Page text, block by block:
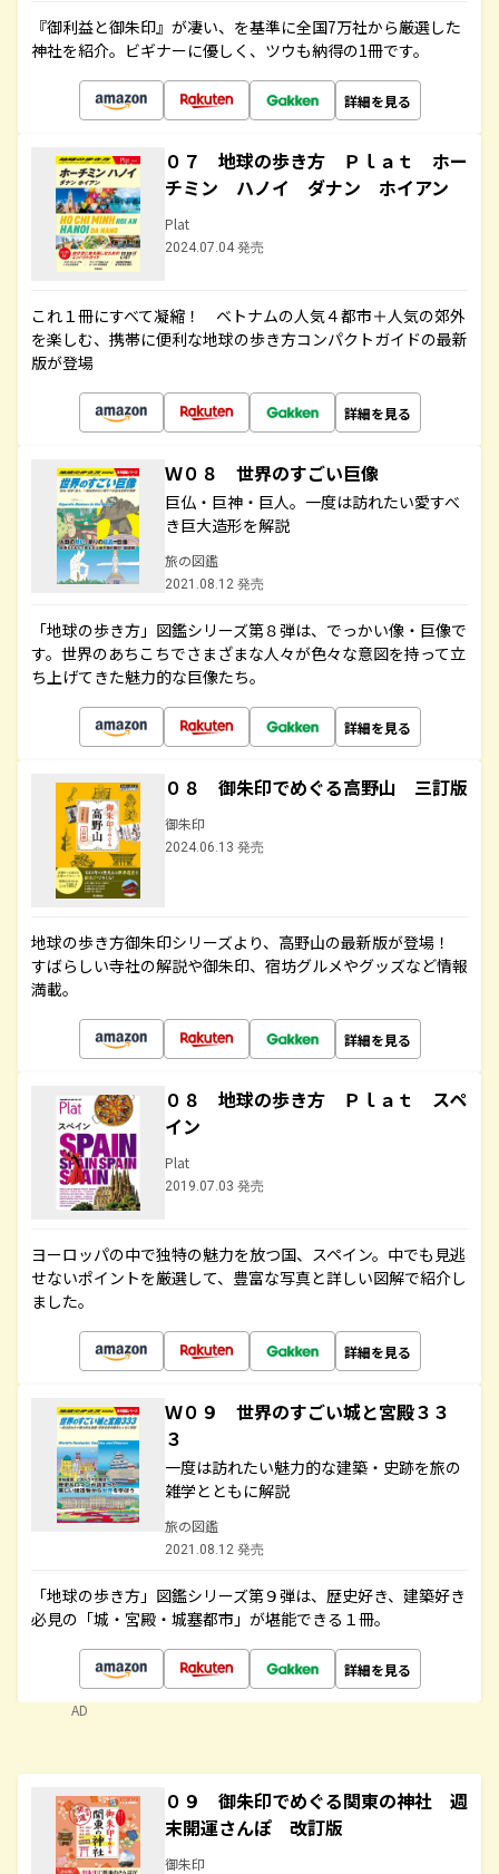
『御利益と御朱印』が凄い、を基準に全国7万社から厳選した
神社を紹介。ビギナーに優しく、ツウも納得の1冊です。
詳細を見る
０７ 地球の歩き方 Ｐｌａｔ ホー
チミン ハノイ ダナン ホイアン
Plat
2024.07.04 発売
これ１冊にすべて凝縮！ ベトナムの人気４都市＋人気の郊外
を楽しむ、携帯に便利な地球の歩き方コンパクトガイドの最新
版が登場
詳細を見る
Ｗ０８ 世界のすごい巨像
巨仏・巨神・巨人。一度は訪れたい愛すべ
き巨大造形を解説
旅の図鑑
2021.08.12 発売
「地球の歩き方」図鑑シリーズ第８弾は、でっかい像・巨像で
す。世界のあちこちでさまざまな人々が色々な意図を持って立
ち上げてきた魅力的な巨像たち。
詳細を見る
０８ 御朱印でめぐる高野山 三訂版
御朱印
2024.06.13 発売
地球の歩き方御朱印シリーズより、高野山の最新版が登場！
すばらしい寺社の解説や御朱印、宿坊グルメやグッズなど情報
満載。
詳細を見る
０８ 地球の歩き方 Ｐｌａｔ スペ
イン
Plat
2019.07.03 発売
ヨーロッパの中で独特の魅力を放つ国、スペイン。中でも見逃
せないポイントを厳選して、豊富な写真と詳しい図解で紹介し
ました。
詳細を見る
Ｗ０９ 世界のすごい城と宮殿３３
３
一度は訪れたい魅力的な建築・史跡を旅の
雑学とともに解説
旅の図鑑
2021.08.12 発売
「地球の歩き方」図鑑シリーズ第９弾は、歴史好き、建築好き
必見の「城・宮殿・城塞都市」が堪能できる１冊。
詳細を見る
AD
０９ 御朱印でめぐる関東の神社 週
末開運さんぽ 改訂版
御朱印